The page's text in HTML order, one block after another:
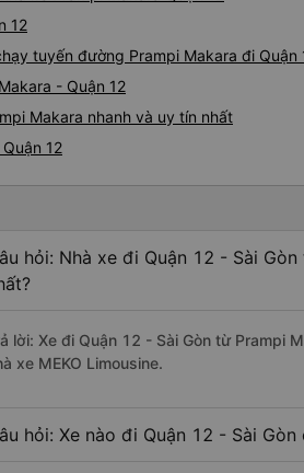
12
tuyến đường Prampi Makara đi Quận
- Quận 12
Makara nhanh và uy tín nhất
12
hỏi: Nhà xe đi Quận 12 - Sài
lời: Xe đi Quận 12 - Sài Gòn từ Prampi
xe MEKO Limousine.
hỏi: Xe nào đi Quận 12 - Sài